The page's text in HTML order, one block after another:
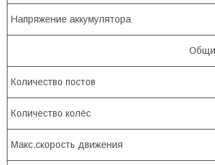
Напряжение
Количество постов
Количество
Макс.скорость движения